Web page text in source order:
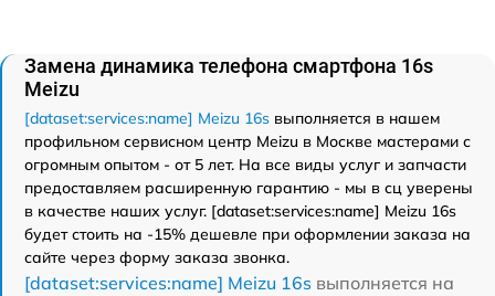
Замена динамика телефона смартфона 16s
Meizu
[dataset:services:name] Meizu 16s выполняется в нашем
профильном сервисном центр Meizu в Москве мастерами с
огромным опытом - от 5 лет. На все виды услуг и запчасти
предоставляем расширенную гарантию - мы в сц уверены
в качестве наших услуг. [dataset:services:name] Meizu 16s
будет стоить на -15% дешевле при оформлении заказа на
сайте через форму заказа звонка.
[dataset:services:name] Meizu 16s выполняется на